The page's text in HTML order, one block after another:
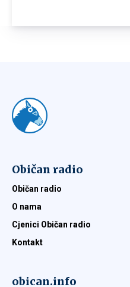
Običan radio
Običan radio
O nama
Cjenici Običan radio
Kontakt
obican.info